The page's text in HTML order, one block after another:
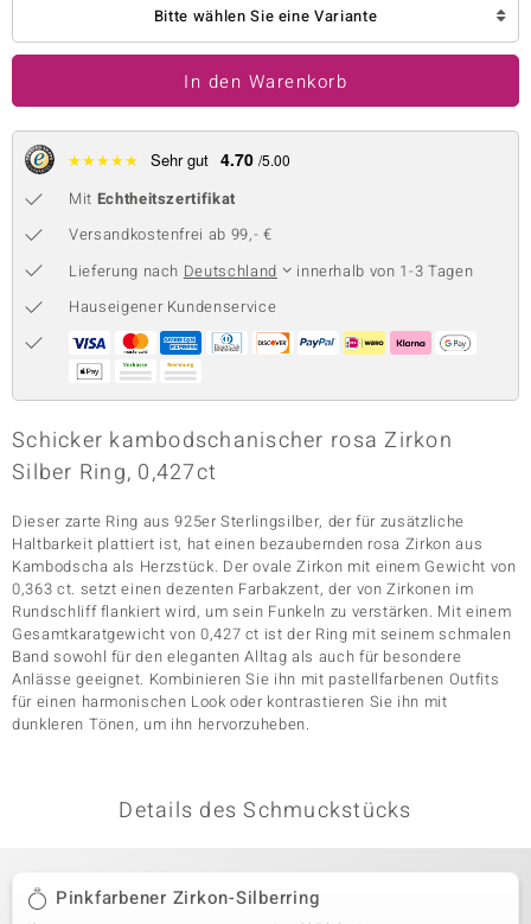
BY DE MELO
Collection
Classics
Bitte wählen Sie eine Variante
In den Warenkorb
★★★★★ Sehr gut 4.70 /5.00
Mit Echtheitszertifikat
Versandkostenfrei ab 99,- €
Lieferung nach Deutschland
innerhalb von 1-3 Tagen
Hauseigener Kundenservice
Schicker kambodschanischer rosa Zirkon
Silber Ring, 0,427ct
Dieser zarte Ring aus 925er Sterlingsilber, der für zusätzliche
Haltbarkeit plattiert ist, hat einen bezaubernden rosa Zirkon aus
Kambodscha als Herzstück. Der ovale Zirkon mit einem Gewicht von
0,363 ct. setzt einen dezenten Farbakzent, der von Zirkonen im
Rundschliff flankiert wird, um sein Funkeln zu verstärken. Mit einem
Gesamtkaratgewicht von 0,427 ct ist der Ring mit seinem schmalen
Band sowohl für den eleganten Alltag als auch für besondere
Anlässe geeignet. Kombinieren Sie ihn mit pastellfarbenen Outfits
für einen harmonischen Look oder kontrastieren Sie ihn mit
dunkleren Tönen, um ihn hervorzuheben.
Details des Schmuckstücks
Pinkfarbener Zirkon-Silberring